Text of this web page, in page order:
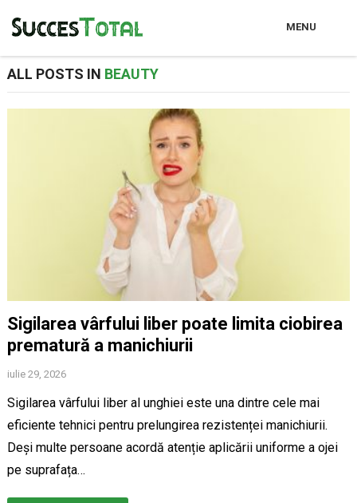
MENU
ALL POSTS IN BEAUTY
Sigilarea vârfului liber poate limita ciobirea
prematură a manichiurii
iulie 29, 2026
Sigilarea vârfului liber al unghiei este una dintre cele mai
eficiente tehnici pentru prelungirea rezistenței manichiurii.
Deși multe persoane acordă atenție aplicării uniforme a ojei
pe suprafața…